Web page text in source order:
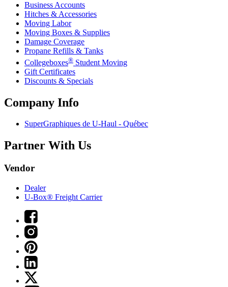
Business Accounts
Hitches & Accessories
Moving Labor
Moving Boxes & Supplies
Damage Coverage
Propane Refills & Tanks
Collegeboxes® Student Moving
Gift Certificates
Discounts & Specials
Company Info
SuperGraphiques de U-Haul - Québec
Partner With Us
Vendor
Dealer
U-Box® Freight Carrier